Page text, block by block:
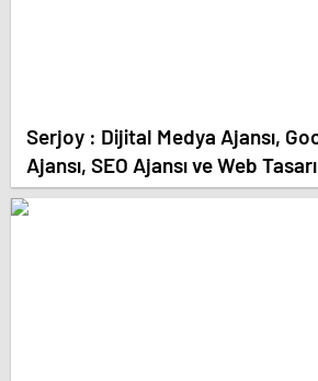
Serjoy : Dijital Medya Ajansı, Google Reklam
Ajansı, SEO Ajansı ve Web